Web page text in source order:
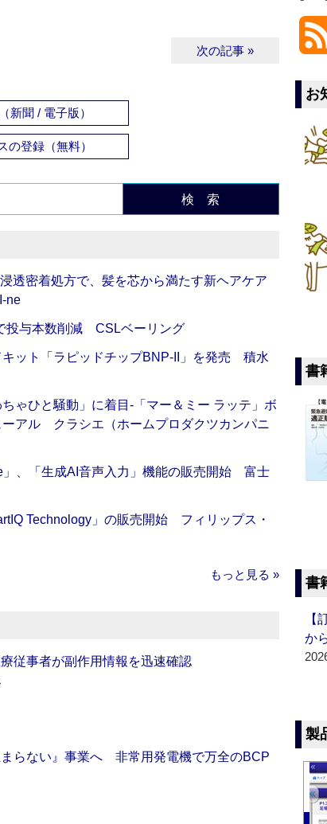
次の記事 »
新聞 / 電子版）
の登録（無料）
検 索
透密着処方で、髪を芯から満たす新ヘアケア
ne
投与本数削減 CSLベーリング
キット「ラピッドチップBNP-II」を発売 積水
ゃひと騒動」に着目‐「マー＆ミー ラッテ」ボ
アル クラシエ（ホームプロダクツカンパニ
」、「生成AI音声入力」機能の販売開始 富士
Technology」の販売開始 フィリップス・
もっと見る »
従事者が副作用情報を迅速確認
まらない』事業へ 非常用発電機で万全のBCP
お
書
書
【
か
製